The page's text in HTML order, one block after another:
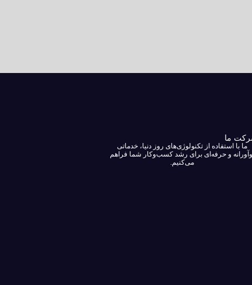
ما
ما با استفاده از تکنولوژی‌های روز دنیا، خدماتی
و حرفه‌ای برای رشد کسب‌وکار شما فراهم
می‌کنیم.